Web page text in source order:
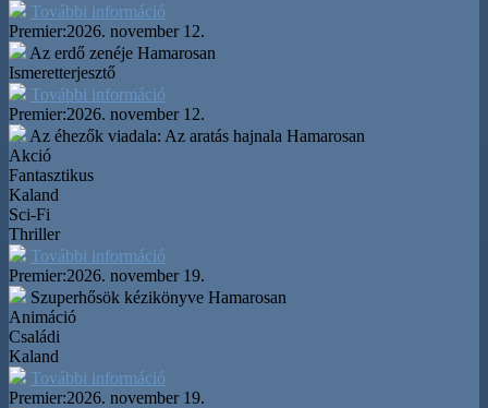
További információ
Premier:2026. november 12.
Az erdő zenéje Hamarosan
Ismeretterjesztő
További információ
Premier:2026. november 12.
Az éhezők viadala: Az aratás hajnala Hamarosan
Akció
Fantasztikus
Kaland
Sci-Fi
Thriller
További információ
Premier:2026. november 19.
Szuperhősök kézikönyve Hamarosan
Animáció
Családi
Kaland
További információ
Premier:2026. november 19.